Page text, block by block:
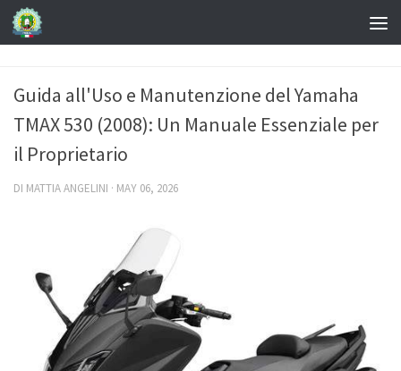
Guida all'Uso e Manutenzione del Yamaha
TMAX 530 (2008): Un Manuale Essenziale per
il Proprietario
DI MATTIA ANGELINI · MAY 06, 2026